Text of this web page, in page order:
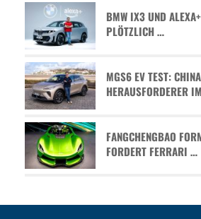
BMW IX3 UND
PLÖTZLICH …
MGS6 EV TEST:
HERAUSFORDERER
FANGCHENGBAO
FORDERT FERRARI …